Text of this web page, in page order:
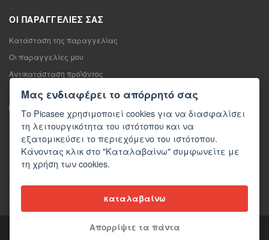
ΟΙ ΠΑΡΑΓΓΕΛΊΕΣ ΣΑΣ
Κατάσταση της παραγγελίας
Οι παραγγελίες μου
Αντικατάσταση προϊόντος
Υπαναχώρηση από τη σύμβαση πώλησης
Παράπονο
ΕΠΙΚΟΙΝΩΝΊΑ
Επικοινωνία
Φόρμα επικοινωνίας
Χονδρική πώληση
Μέσα ενημέρωσης σχετικά με εμάς
Copyright © 2026 Picasee
Μας ενδιαφέρει το απόρρητό σας
Το Picasee χρησιμοποιεί cookies για να διασφαλίσει
τη λειτουργικότητα του ιστότοπου και να
εξατομικεύσει το περιεχόμενο του ιστότοπου.
Κάνοντας κλικ στο "Καταλαβαίνω" συμφωνείτε με
τη χρήση των cookies.
καταλαβαίνω
Απορρίψτε τα πάντα